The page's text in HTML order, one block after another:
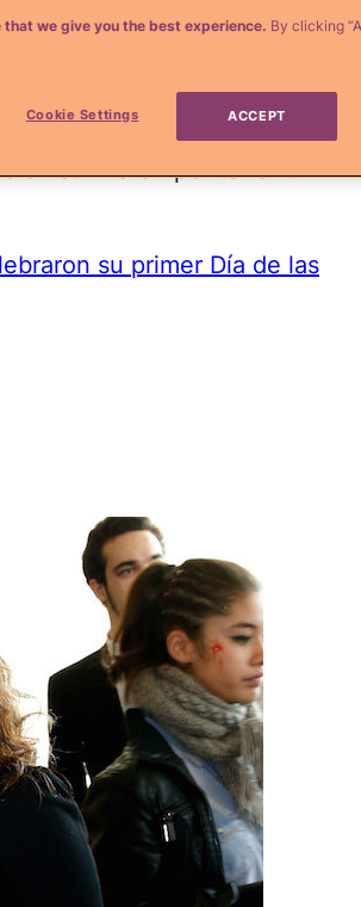
después de los 40, resultó
Hayek
Estas confesiones me
en mamá no fue tan
sufrireron por tener un
su primer Día de las
that we give you the best experience. By clicking
Cookie Settings ACCEPT